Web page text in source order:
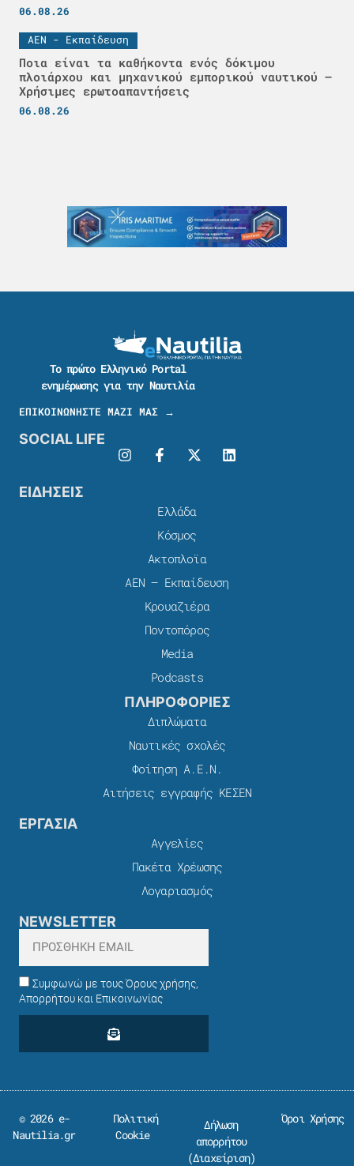
06.08.26
ΑΕΝ - Εκπαίδευση
Ποια είναι τα καθήκοντα ενός δόκιμου
πλοιάρχου και μηχανικού εμπορικού ναυτικού –
Χρήσιμες ερωτοαπαντήσεις
06.08.26
Το πρώτο Ελληνικό Portal
ενημέρωσης για την Ναυτιλία
ΕΠΙΚΟΙΝΩΝΗΣΤΕ ΜΑΖΙ ΜΑΣ →
SOCIAL LIFE
ΕΙΔΗΣΕΙΣ
Ελλάδα
Κόσμος
Ακτοπλοϊα
ΑΕΝ – Εκπαίδευση
Κρουαζιέρα
Ποντοπόρος
Media
Podcasts
ΠΛΗΡΟΦΟΡΙΕΣ
Διπλώματα
Ναυτικές σχολές
Φοίτηση Α.Ε.Ν.
Αιτήσεις εγγραφής ΚΕΣΕΝ
ΕΡΓΑΣΙΑ
Αγγελίες
Πακέτα Χρέωσης​
Λογαριασμός
NEWSLETTER
Συμφωνώ με τους Όρους χρήσης,
Απορρήτου και Επικοινωνίας
© 2026 e-
Nautilia.gr
Πολιτική
Cookie
Δήλωση
απορρήτου
(Διαχείριση)
Όροι Χρήσης